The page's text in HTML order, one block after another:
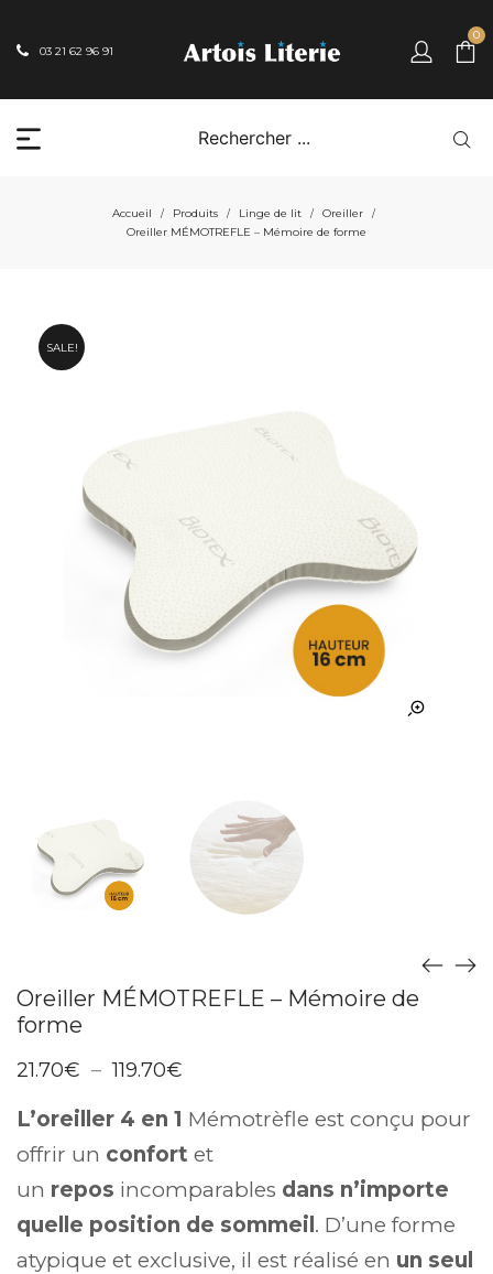
03 21 62 96 91
0
Accueil / Produits / Linge de lit / Oreiller /
Oreiller MÉMOTREFLE – Mémoire de forme
SALE!
Oreiller MÉMOTREFLE – Mémoire de
forme
21.70€ – 119.70€
prix :
21.70€
à
119.70€
L’oreiller 4 en 1 Mémotrèfle est conçu pour
offrir un confort et
un repos incomparables dans n’importe
quelle position de sommeil . D’une forme
atypique et exclusive, il est réalisé en un seul